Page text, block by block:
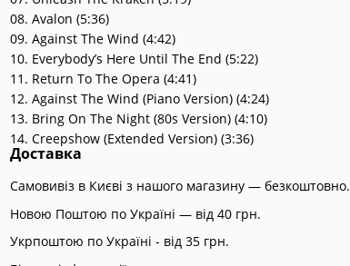
08. Avalon (5:36)
09. Against The Wind (4:42)
10. Everybody’s Here Until The End (5:22)
11. Return To The Opera (4:41)
12. Against The Wind (Piano Version) (4:24)
13. Bring On The Night (80s Version) (4:10)
14. Creepshow (Extended Version) (3:36)
Доставка
Самовивіз в Києві з нашого магазину — безкоштовно.
Новою Поштою по Україні — від 40 грн.
Укрпоштою по Україні - від 35 грн.